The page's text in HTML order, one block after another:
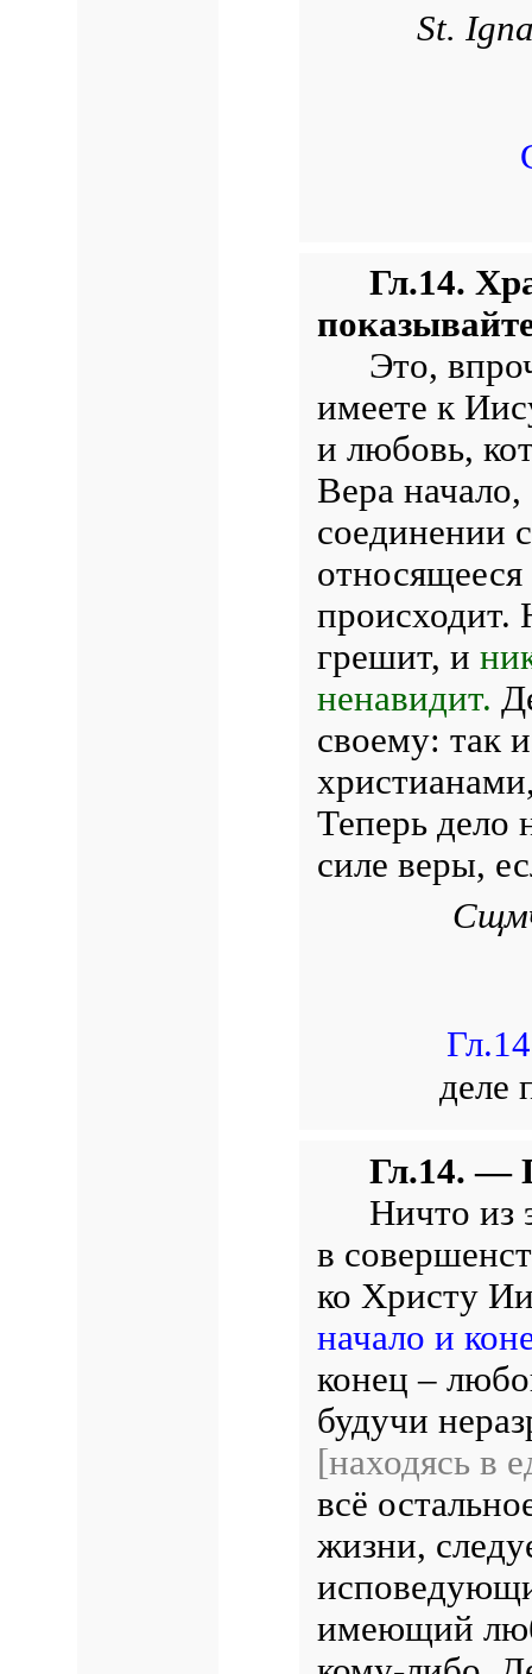
St.
Гл.14.
Это,
имеете к
и любовь,
Вера
соединении
происходит.
грешит, и
ненавидит.
своему: так
Теперь дело
силе веры,
деле
Гл.14. —
Ничто из
в
ко Христу
начало и
конец –
будучи
[находясь в
всё
жизни,
имеющий